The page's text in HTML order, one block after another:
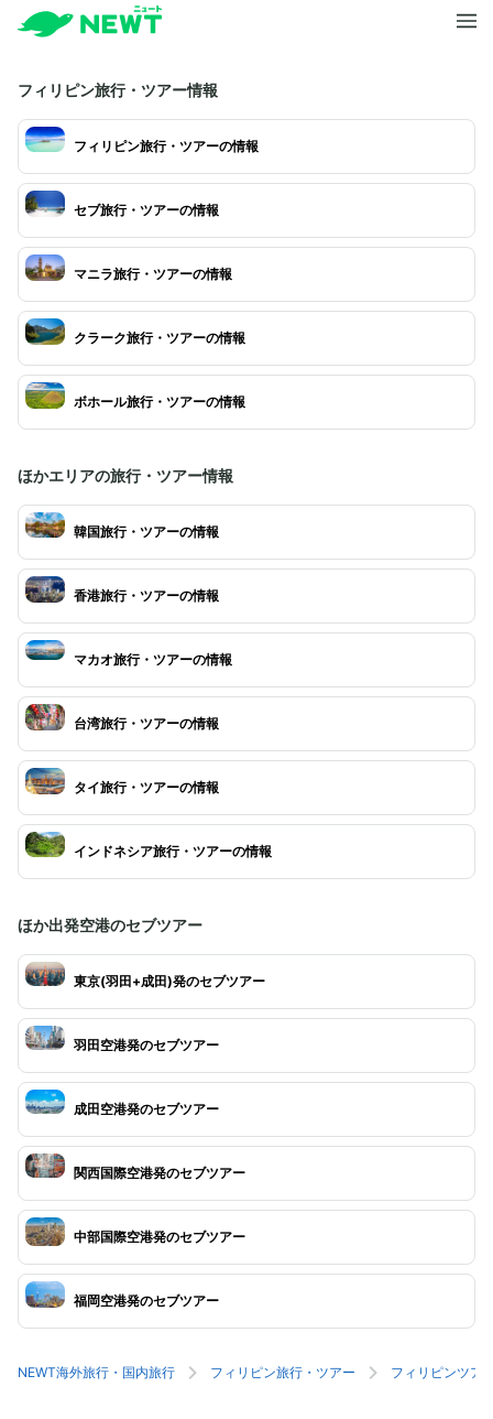
フィリピン旅行・ツアー情報
フィリピン旅行・ツアーの情報
セブ旅行・ツアーの情報
マニラ旅行・ツアーの情報
クラーク旅行・ツアーの情報
ボホール旅行・ツアーの情報
ほかエリアの旅行・ツアー情報
韓国旅行・ツアーの情報
香港旅行・ツアーの情報
マカオ旅行・ツアーの情報
台湾旅行・ツアーの情報
タイ旅行・ツアーの情報
インドネシア旅行・ツアーの情報
ほか出発空港のセブツアー
東京(羽田+成田)発のセブツアー
羽田空港発のセブツアー
成田空港発のセブツアー
関西国際空港発のセブツアー
中部国際空港発のセブツアー
福岡空港発のセブツアー
NEWT海外旅行・国内旅行 フィリピン旅行・ツアー フィリピンツア